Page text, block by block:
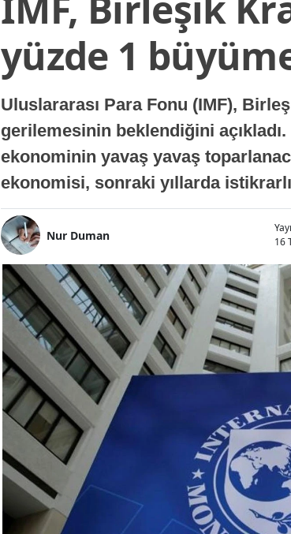
yüzde 1
Uluslararası Para Fonu (IMF),
gerilemesinin beklendiğini
ekonominin yavaş yavaş
ekonomisi, sonraki yıllarda
Nur Duman
16